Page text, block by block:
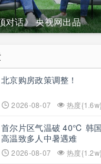
对话》 央视网出品
北京购房政策调整！
2026-08-07 热度{1.6w}
首尔片区气温破 40℃ 韩
高温致多人中暑遇难
2026-08-07 热度{1.2w}